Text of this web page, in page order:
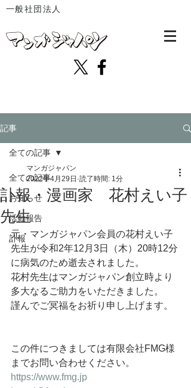
一般社団法人
記事
全ての記事
お知らせ
活動報告
訃報
全ての記事
訃報・漫画家 花村えい子
先生
マンガジャパン
2022年4月29日 読了時間: 1分
元・マンガジャパン会員の花村えい子
先生が令和2年12月3日（木）20時12分
に病気のため逝去されました。
花村先生はマンガジャパン創立時より
多大なるご助力をいただきました。
謹んでご冥福をお祈り申し上げます。
この件につきましては有限会社FMG様
までお問い合わせください。
https://www.fmg.jp